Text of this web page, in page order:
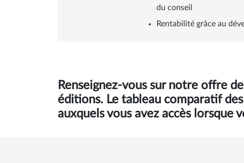
du conseil
Rentabilité grâce au
Renseignez-vous sur notre offre
éditions. Le tableau comparatif
auxquels vous avez accès lorsque